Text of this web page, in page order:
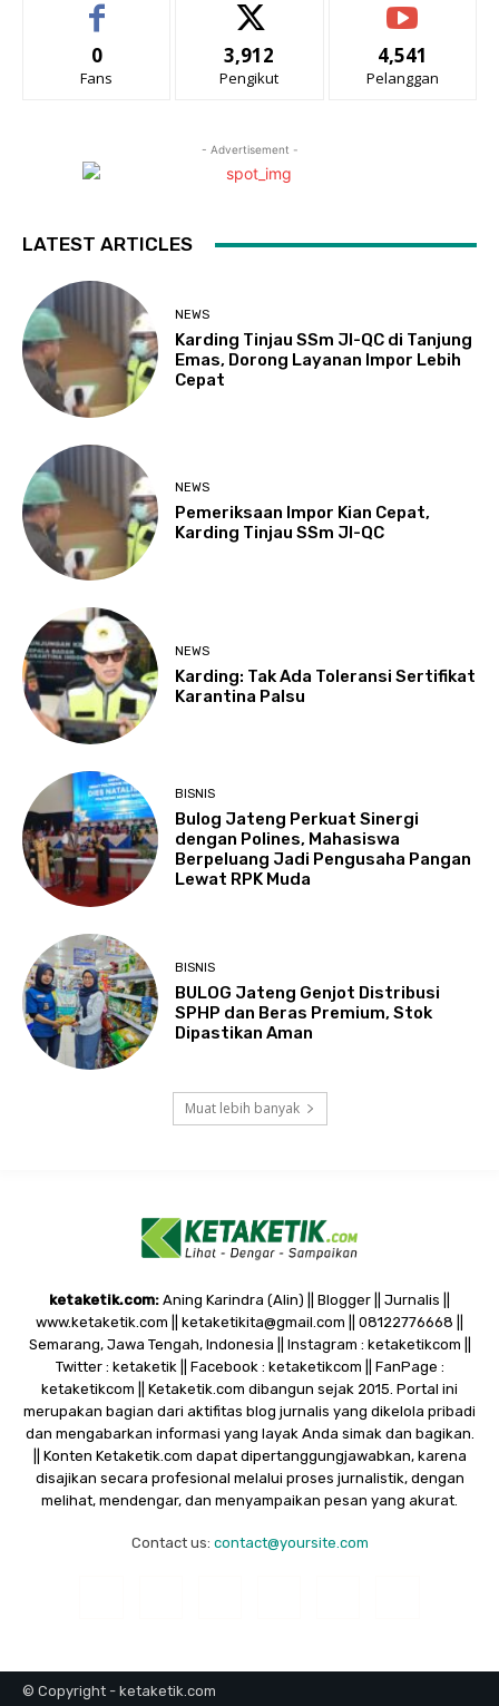
0
Fans
3,912
Pengikut
4,541
Pelanggan
- Advertisement -
LATEST ARTICLES
NEWS
Karding Tinjau SSm JI-QC di Tanjung
Emas, Dorong Layanan Impor Lebih
Cepat
NEWS
Pemeriksaan Impor Kian Cepat,
Karding Tinjau SSm JI-QC
NEWS
Karding: Tak Ada Toleransi Sertifikat
Karantina Palsu
BISNIS
Bulog Jateng Perkuat Sinergi
dengan Polines, Mahasiswa
Berpeluang Jadi Pengusaha Pangan
Lewat RPK Muda
BISNIS
BULOG Jateng Genjot Distribusi
SPHP dan Beras Premium, Stok
Dipastikan Aman
Muat lebih banyak
ketaketik.com: Aning Karindra (Alin) || Blogger || Jurnalis ||
www.ketaketik.com || ketaketikita@gmail.com || 08122776668 ||
Semarang, Jawa Tengah, Indonesia || Instagram : ketaketikcom ||
Twitter : ketaketik || Facebook : ketaketikcom || FanPage :
ketaketikcom || Ketaketik.com dibangun sejak 2015. Portal ini
merupakan bagian dari aktifitas blog jurnalis yang dikelola pribadi
dan mengabarkan informasi yang layak Anda simak dan bagikan.
|| Konten Ketaketik.com dapat dipertanggungjawabkan, karena
disajikan secara profesional melalui proses jurnalistik, dengan
melihat, mendengar, dan menyampaikan pesan yang akurat.
Contact us: contact@yoursite.com
© Copyright - ketaketik.com